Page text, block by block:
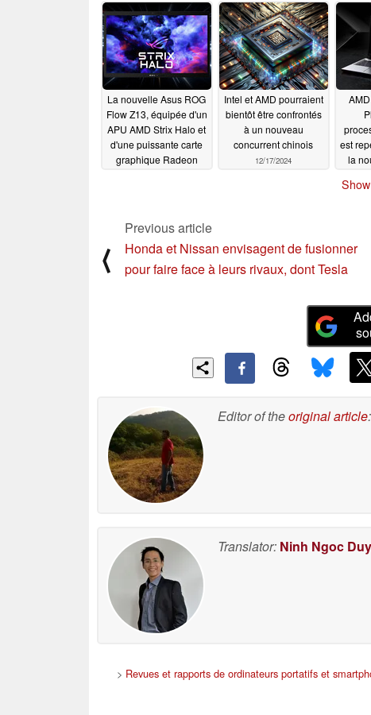
avec des vitesses
d'horloge identiques à
celles du CPU non
X3D12/27/2024
La nouvelle Asus ROG
Flow Z13, équipée d'un
APU AMD Strix Halo et
d'une puissante carte
graphique Radeon
Intel et AMD pourraient
bientôt être confrontés
à un nouveau
concurrent chinois
12/17/2024
est
la
⟨
Previous article
Honda et Nissan envisagent de fusionner
pour faire face à leurs rivaux, dont Tesla
Editor of theoriginal article:
Translator: Ninh Ngoc Duy
> Revues et rapports de ordinateurs portatifs et